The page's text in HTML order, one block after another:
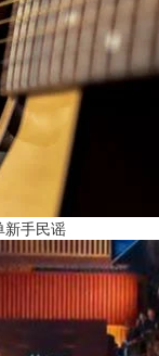
新手民谣